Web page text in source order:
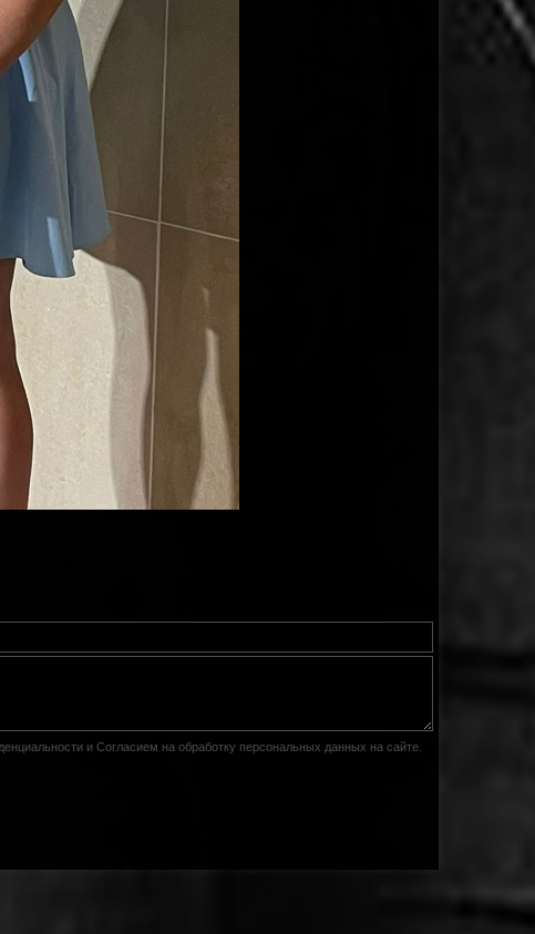
и Согласием на обработку персональных данных на сайте.